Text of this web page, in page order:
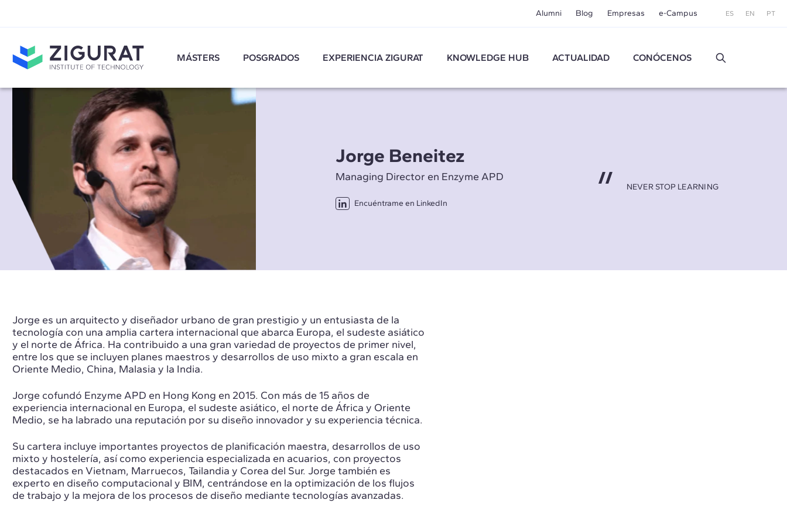
Alumni Blog Empresas e-Campus ES EN PT
MÁSTERS POSGRADOS EXPERIENCIA ZIGURAT KNOWLEDGE HUB ACTUALIDAD CONÓCENOS
Jorge Beneitez
Managing Director en Enzyme APD
Encuéntrame en LinkedIn
NEVER STOP LEARNING
Jorge es un arquitecto y diseñador urbano de gran prestigio y un entusiasta de la
tecnología con una amplia cartera internacional que abarca Europa, el sudeste asiático
y el norte de África. Ha contribuido a una gran variedad de proyectos de primer nivel,
entre los que se incluyen planes maestros y desarrollos de uso mixto a gran escala en
Oriente Medio, China, Malasia y la India.
Jorge cofundó Enzyme APD en Hong Kong en 2015. Con más de 15 años de
experiencia internacional en Europa, el sudeste asiático, el norte de África y Oriente
Medio, se ha labrado una reputación por su diseño innovador y su experiencia técnica.
Su cartera incluye importantes proyectos de planificación maestra, desarrollos de uso
mixto y hostelería, así como experiencia especializada en acuarios, con proyectos
destacados en Vietnam, Marruecos, Tailandia y Corea del Sur. Jorge también es
experto en diseño computacional y BIM, centrándose en la optimización de los flujos
de trabajo y la mejora de los procesos de diseño mediante tecnologías avanzadas.